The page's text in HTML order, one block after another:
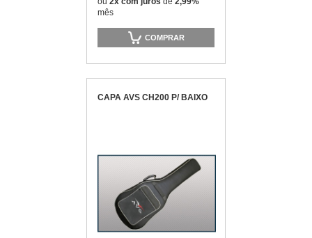
mês
COMPRAR
CAPA AVS CH200 P/ BAIXO